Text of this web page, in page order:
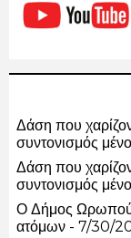
Δάση που
συντονισμός
Δάση που
συντονισμός
Ο Δήμος
ατόμων - 7/30/